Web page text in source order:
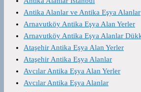
Antika Alanlar ve Antika Eşya Alanlar
Arnavutköy Antika Eşya Alan Yerler
Arnavutköy Antika Eşya Alanlar
Ataşehir Antika Eşya Alan Yerler
Ataşehir Antika Eşya Alanlar
Avcılar Antika Eşya Alan Yerler
Avcılar Antika Eşya Alanlar